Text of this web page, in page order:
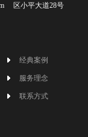
区小平大道28号
经典案例
服务理念
联系方式